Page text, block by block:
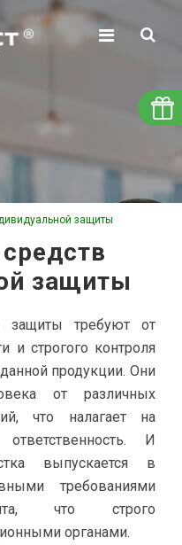
защиты
защиты
защиты требуют от
и строгого контроля
продукции. Они
от различных
что налагает на
И
выпускается в
требованиями
что строго
органами.